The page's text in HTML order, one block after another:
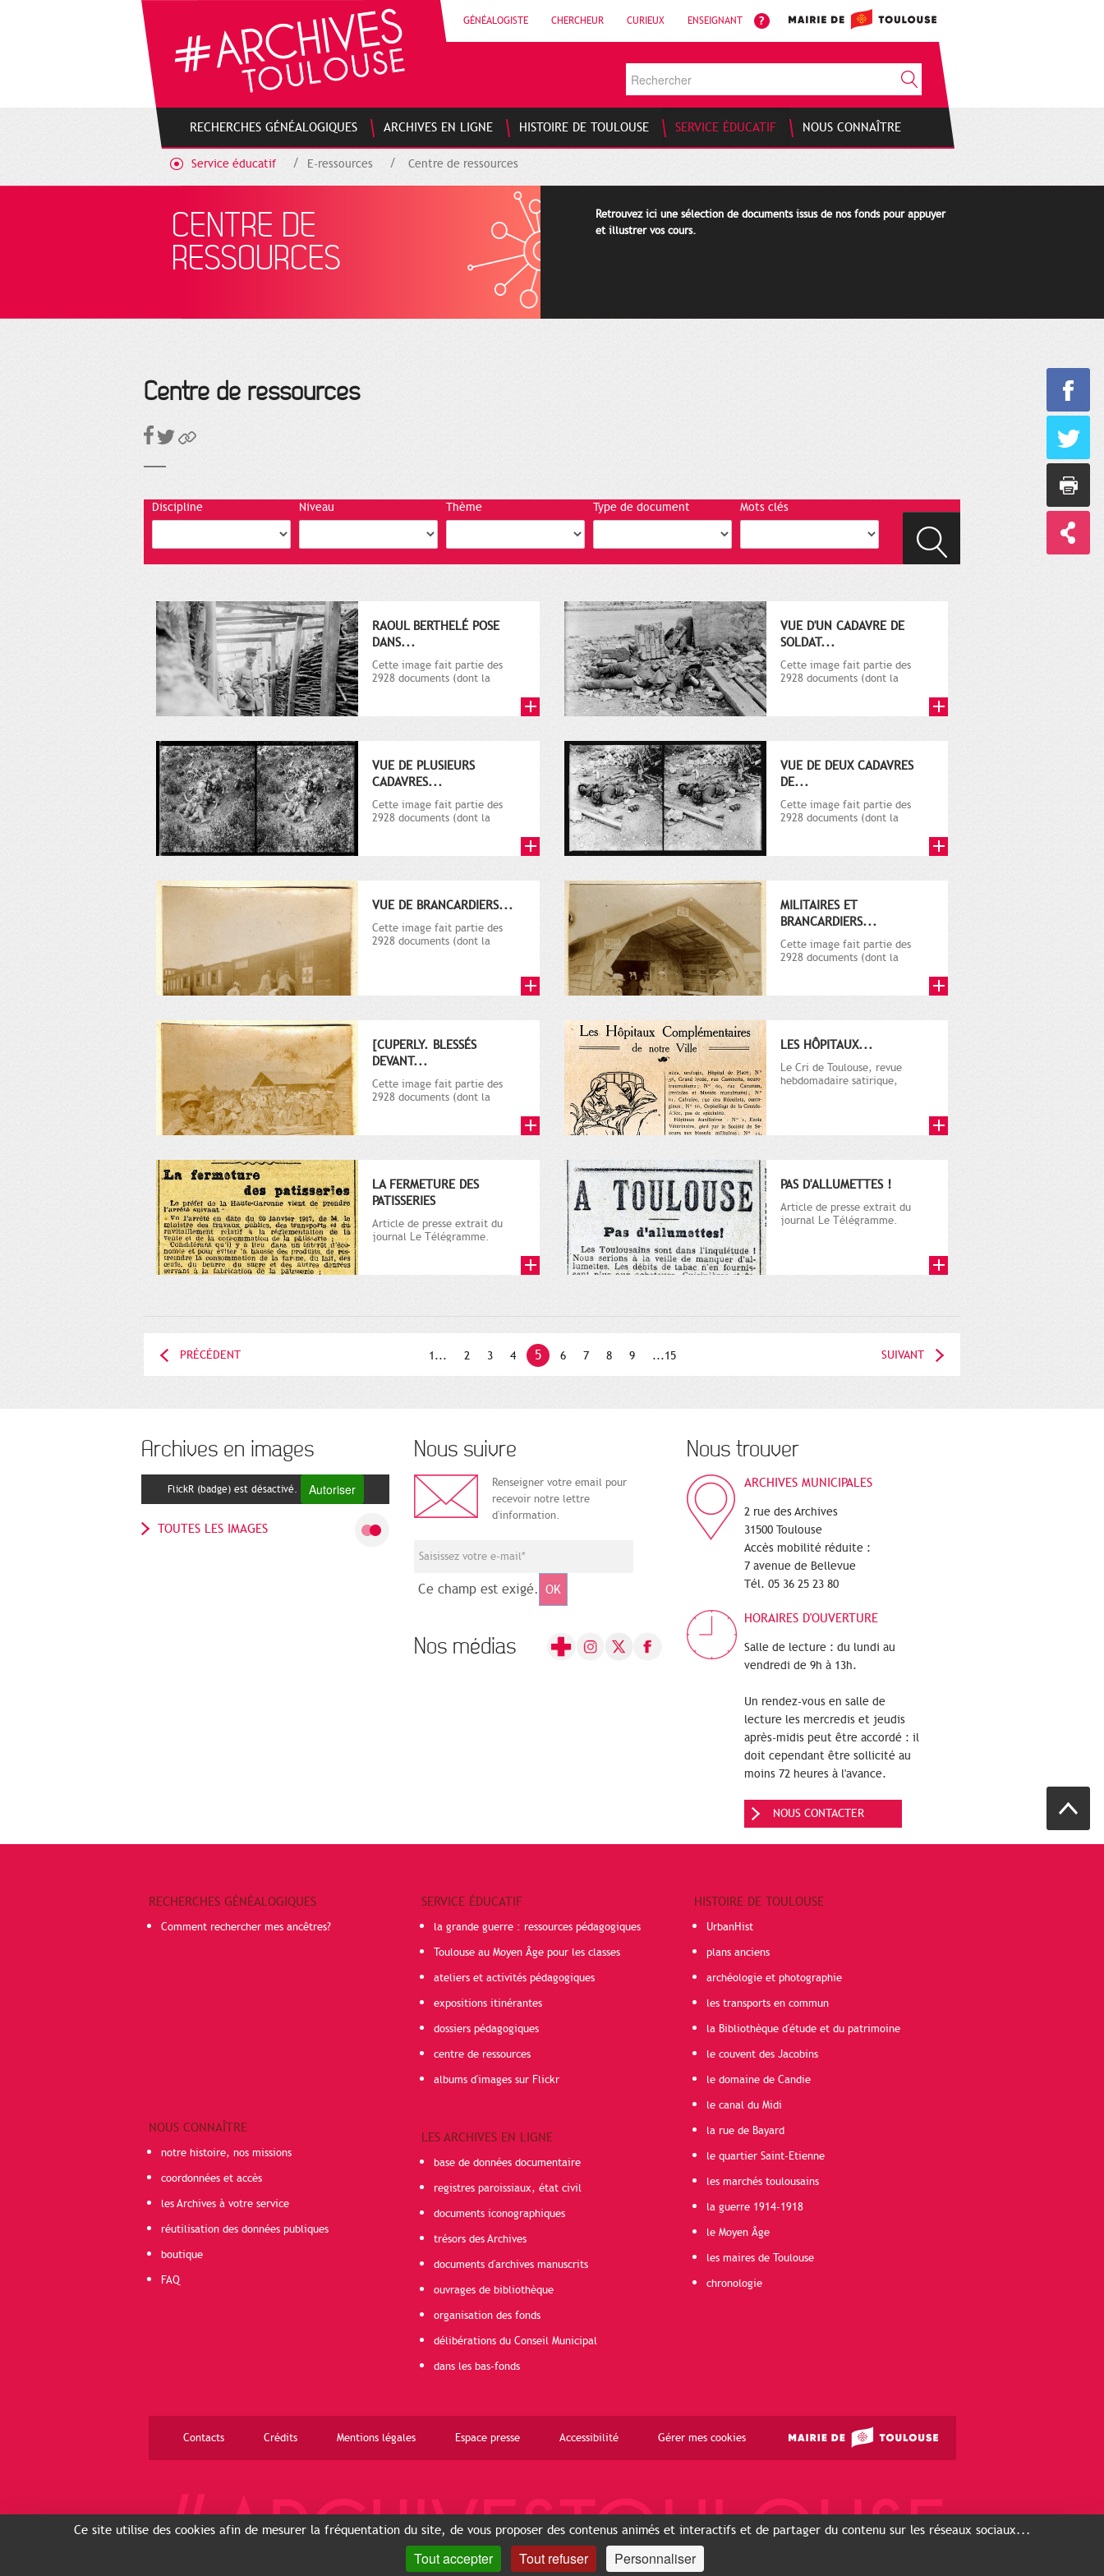
GÉNÉALOGISTE CHERCHEUR CURIEUX ENSEIGNANT
RECHERCHES GÉNÉALOGIQUES ARCHIVES EN LIGNE HISTOIRE DE TOULOUSE SERVICE ÉDUCATIF NOUS CONNAÎTRE
Service éducatif E-ressources Centre de ressources
CENTRE DE
RESSOURCES
Retrouvez ici une sélection de documents issus de nos fonds pour appuyer
et illustrer vos cours.
Centre de ressources
Discipline Niveau Thème Type de document Mots clés
RAOUL BERTHELÉ POSE
DANS...
Cette image fait partie des
2928 documents (dont la
VUE D'UN CADAVRE DE
SOLDAT...
Cette image fait partie des
2928 documents (dont la
VUE DE PLUSIEURS
CADAVRES...
Cette image fait partie des
2928 documents (dont la
VUE DE DEUX CADAVRES
DE...
Cette image fait partie des
2928 documents (dont la
VUE DE BRANCARDIERS...
Cette image fait partie des
2928 documents (dont la
MILITAIRES ET
BRANCARDIERS...
Cette image fait partie des
2928 documents (dont la
[CUPERLY. BLESSÉS
DEVANT...
Cette image fait partie des
2928 documents (dont la
LES HÔPITAUX...
Le Cri de Toulouse, revue
hebdomadaire satirique,
LA FERMETURE DES
PATISSERIES
Article de presse extrait du
journal Le Télégramme.
PAS D'ALLUMETTES !
Article de presse extrait du
journal Le Télégramme.
1... 2 3 4 5 6 7 8 9 ...15
PRÉCÉDENT SUIVANT
Archives en images
FlickR (badge) est désactivé. Autoriser
TOUTES LES IMAGES
Nous suivre
Renseigner votre email pour
recevoir notre lettre
d'information.
Ce champ est exigé. OK
Nos médias
Nous trouver
ARCHIVES MUNICIPALES
2 rue des Archives
31500 Toulouse
Accès mobilité réduite :
7 avenue de Bellevue
Tél. 05 36 25 23 80
HORAIRES D'OUVERTURE
Salle de lecture : du lundi au
vendredi de 9h à 13h.
Un rendez-vous en salle de
lecture les mercredis et jeudis
après-midis peut être accordé : il
doit cependant être sollicité au
moins 72 heures à l'avance.
NOUS CONTACTER
RECHERCHES GÉNÉALOGIQUES
Comment rechercher mes ancêtres?
NOUS CONNAÎTRE
notre histoire, nos missions
coordonnées et accès
les Archives à votre service
réutilisation des données publiques
boutique
FAQ
SERVICE ÉDUCATIF
la grande guerre : ressources pédagogiques
Toulouse au Moyen Âge pour les classes
ateliers et activités pédagogiques
expositions itinérantes
dossiers pédagogiques
centre de ressources
albums d'images sur Flickr
LES ARCHIVES EN LIGNE
base de données documentaire
registres paroissiaux, état civil
documents iconographiques
trésors des Archives
documents d'archives manuscrits
ouvrages de bibliothèque
organisation des fonds
délibérations du Conseil Municipal
dans les bas-fonds
HISTOIRE DE TOULOUSE
UrbanHist
plans anciens
archéologie et photographie
les transports en commun
la Bibliothèque d'étude et du patrimoine
le couvent des Jacobins
le domaine de Candie
le canal du Midi
la rue de Bayard
le quartier Saint-Etienne
les marchés toulousains
la guerre 1914-1918
le Moyen Âge
les maires de Toulouse
chronologie
Contacts Crédits Mentions légales Espace presse Accessibilité Gérer mes cookies
Gestion de vos préférences sur les cookies
Ce site utilise des cookies afin de mesurer la fréquentation du site, de vous proposer des contenus animés et interactifs et de partager du contenu sur les réseaux sociaux...
Tout accepter Tout refuser Personnaliser